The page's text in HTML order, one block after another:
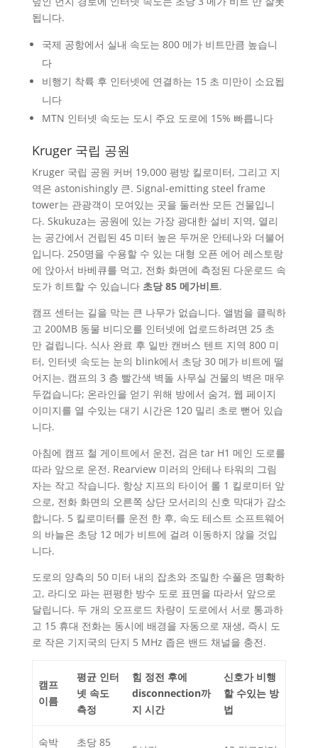
됩니다.
국제 공항에서 실내 속도는 800 메가 비트만큼 높습니
다
비행기 착륙 후 인터넷에 연결하는 15 초 미만이 소요됩
니다
MTN 인터넷 속도는 도시 주요 도로에 15% 빠릅니다
Kruger 국립 공원
Kruger 국립 공원 커버 19,000 평방 킬로미터, 그리고 지
역은 astonishingly 큰. Signal-emitting steel frame
tower는 관광객이 모여있는 곳을 둘러싼 모든 건물입니
다. Skukuza는 공원에 있는 가장 광대한 설비 지역, 열리
는 공간에서 건립된 45 미터 높은 두꺼운 안테나와 더불어
입니다. 250명을 수용할 수 있는 대형 오픈 에어 레스토랑
에 앉아서 바베큐를 먹고, 전화 화면에 측정된 다운로드 속
도가 히트할 수 있습니다 초당 85 메가비트.
캠프 센터는 길을 막는 큰 나무가 없습니다. 앨범을 클릭하
고 200MB 동물 비디오를 인터넷에 업로드하려면 25 초
만 걸립니다. 식사 완료 후 일반 캔버스 텐트 지역 800 미
터, 인터넷 속도는 눈의 blink에서 초당 30 메가 비트에 떨
어지는. 캠프의 3 층 빨간색 벽돌 사무실 건물의 벽은 매우
두껍습니다; 온라인을 얻기 위해 방에서 숨겨, 웹 페이지
이미지를 열 수있는 대기 시간은 120 밀리 초로 뻗어 있습
니다.
아침에 캠프 철 게이트에서 운전, 검은 tar H1 메인 도로를
따라 앞으로 운전. Rearview 미러의 안테나 타워의 그림
자는 작고 작습니다. 항상 지프의 타이어 롤 1 킬로미터 앞
으로, 전화 화면의 오른쪽 상단 모서리의 신호 막대가 감소
합니다. 5 킬로미터를 운전 한 후, 속도 테스트 소프트웨어
의 바늘은 초당 12 메가 비트에 걸려 이동하지 않을 것입
니다.
도로의 양측의 50 미터 내의 잡초와 조밀한 수풀은 명확하
고, 라디오 파는 편평한 방수 도로 표면을 따라서 앞으로
달립니다. 두 개의 오프로드 차량이 도로에서 서로 통과하
고 15 휴대 전화는 동시에 배경을 자동으로 재생, 즉시 도
로 작은 기지국의 단지 5 MHz 좁은 밴드 채널을 충전.
캠프
이름
평균 인터
넷 속도
측정
힘 정전 후에
disconnection까
지 시간
신호가 비행
할 수있는 방
법
숙박 초당 85